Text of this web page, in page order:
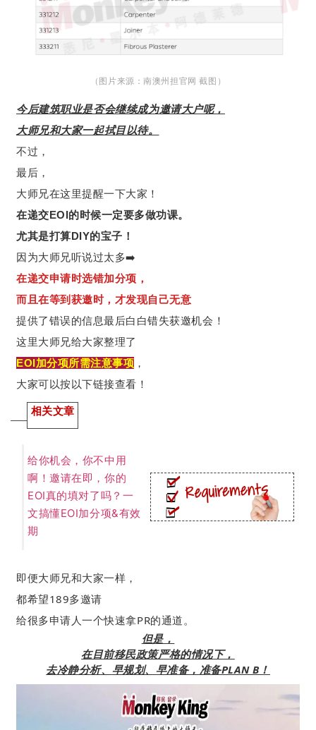
（图片来源：南澳州担官网 截图）
今后建筑职业是否会继续成为邀请大户呢，
大师兄和大家一起拭目以待。
不过，
最后，
大师兄在这里提醒一下大家！
在递交EOI的时候一定要多做功课。
尤其是打算DIY的宝子！
因为大师兄听说过太多➡️
在递交申请时选错加分项，
而且在等到获邀时，才发现自己无意
提供了错误的信息最后白白错失获邀机会！
这里大师兄给大家整理了
EOI加分项所需注意事项 ，
大家可以按以下链接查看！
相关文章
给你机会，你不中用
啊！邀请在即，你的
EOI真的填对了吗？一
文搞懂EOI加分项&有效
期
即便大师兄和大家一样，
都希望189多邀请
给很多申请人一个快速拿PR的通道。
但是，
在目前移民政策严格的情况下，
去冷静分析、 早规划、早准备，准备PLAN B！